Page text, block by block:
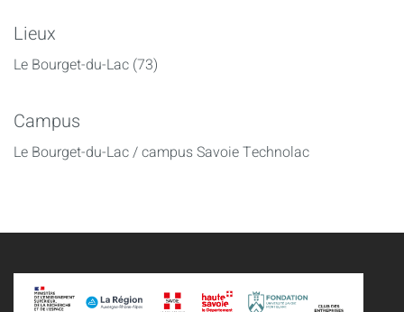
Lieux
Le Bourget-du-Lac (73)
Campus
Le Bourget-du-Lac / campus Savoie Technolac